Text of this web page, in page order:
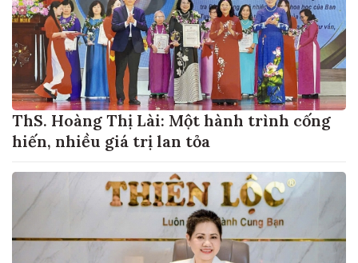
ThS. Hoàng Thị Lài: Một hành trình cống
hiến, nhiều giá trị lan tỏa